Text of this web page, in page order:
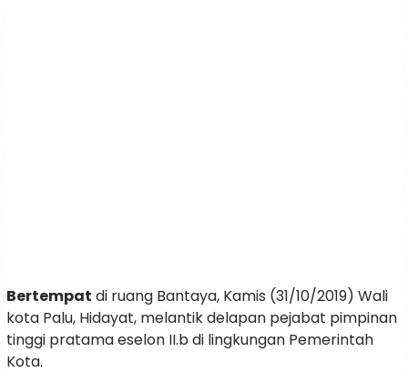
Bertempat di ruang Bantaya, Kamis (31/10/2019) Wali
kota Palu, Hidayat, melantik delapan pejabat pimpinan
tinggi pratama eselon II.b di lingkungan Pemerintah
Kota.